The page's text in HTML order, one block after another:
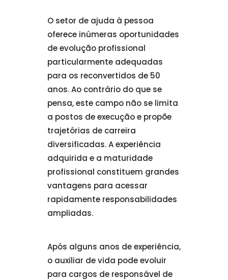
O setor de ajuda à pessoa
oferece inúmeras oportunidades
de evolução profissional
particularmente adequadas
para os reconvertidos de 50
anos. Ao contrário do que se
pensa, este campo não se limita
a postos de execução e propõe
trajetórias de carreira
diversificadas. A experiência
adquirida e a maturidade
profissional constituem grandes
vantagens para acessar
rapidamente responsabilidades
ampliadas.
Após alguns anos de experiência,
o auxiliar de vida pode evoluir
para cargos de responsável de